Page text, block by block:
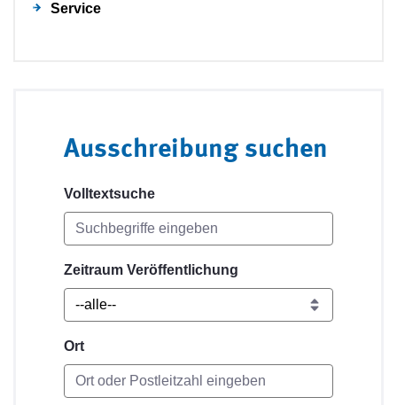
Service
Ausschreibung suchen
Volltextsuche
Zeitraum Veröffentlichung
Ort